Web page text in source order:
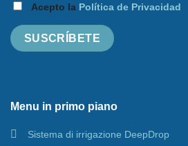
Menu in primo piano
Sistema di irrigazione DeepDrop
Acepto la Política de Privacidad